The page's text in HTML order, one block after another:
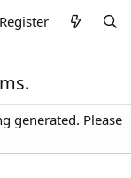
Register
generated. Please